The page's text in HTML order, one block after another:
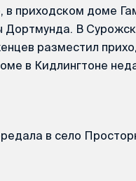
приходском доме
В
разместил
в Кидлингтоне
в село